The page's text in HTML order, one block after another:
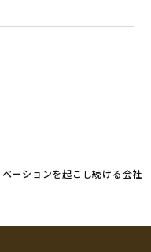
ーションを起こし続ける会社